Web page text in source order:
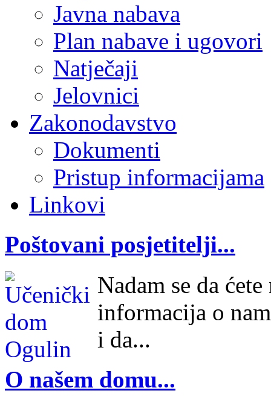
Javna nabava
Plan nabave i ugovori
Natječaji
Jelovnici
Zakonodavstvo
Dokumenti
Pristup informacijama
Linkovi
Poštovani posjetitelji...
Nadam se da
informacija o
i da...
O našem domu...